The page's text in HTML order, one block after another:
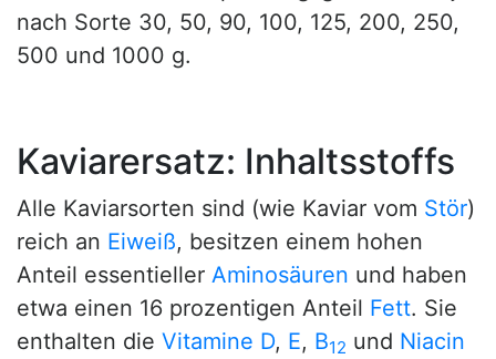
nach Sorte 30, 50, 90, 100, 125, 200, 250,
500 und 1000 g.
Kaviarersatz: Inhaltsstoffs
Alle Kaviarsorten sind (wie Kaviar vom Stör)
reich an Eiweiß, besitzen einem hohen
Anteil essentieller Aminosäuren und haben
etwa einen 16 prozentigen Anteil Fett. Sie
enthalten die Vitamine D, E, B12 und Niacin